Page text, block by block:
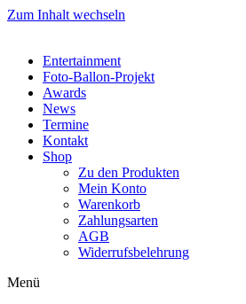
Zum Inhalt wechseln
Entertainment
Foto-Ballon-Projekt
Awards
News
Termine
Kontakt
Shop
Zu den Produkten
Mein Konto
Warenkorb
Zahlungsarten
AGB
Widerrufsbelehrung
Menü